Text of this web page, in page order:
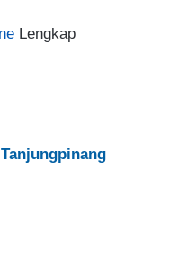
Lengkap